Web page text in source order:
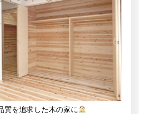
住所
兵庫県加東市新定315番地
質を追求した木の家に